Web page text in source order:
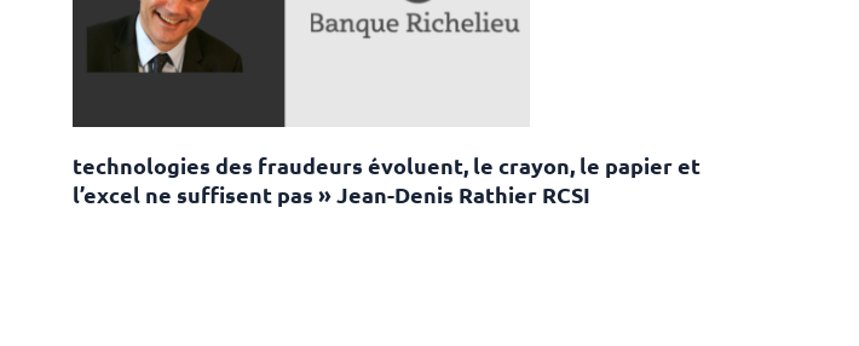
technologies des fraudeurs évoluent, le crayon, le papier et
l’excel ne suffisent pas » Jean-Denis Rathier RCSI